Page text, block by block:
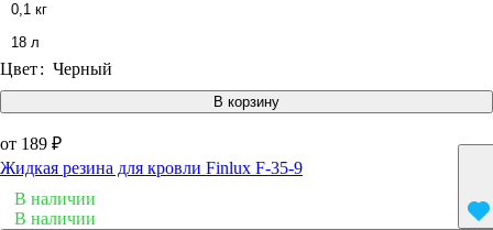
В корзину
0,1 кг
18 л
Цвет: Черный
от 189 ₽
Жидкая резина для кровли Finlux F-35-9
В наличии
В наличии